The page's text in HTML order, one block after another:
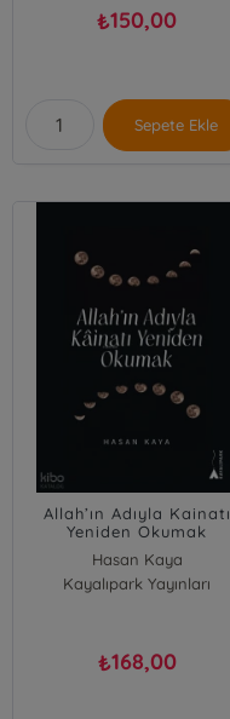
₺150,00
Sepete Ekle
Allah’ın Adıyla Kainatı
Yeniden Okumak
Hasan Kaya
Kayalıpark Yayınları
₺168,00